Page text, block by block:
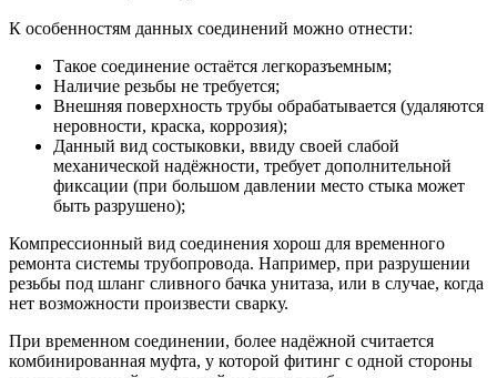
К особенностям данных соединений можно отнести:
Такое соединение остаётся легкоразъемным;
Наличие резьбы не требуется;
Внешняя поверхность трубы обрабатывается (удаляются
неровности, краска, коррозия);
Данный вид состыковки, ввиду своей слабой
механической надёжности, требует дополнительной
фиксации (при большом давлении место стыка может
быть разрушено);
Компрессионный вид соединения хорош для временного
ремонта системы трубопровода. Например, при разрушении
резьбы под шланг сливного бачка унитаза, или в случае, когда
нет возможности произвести сварку.
При временном соединении, более надёжной считается
комбинированная муфта, у которой фитинг с одной стороны